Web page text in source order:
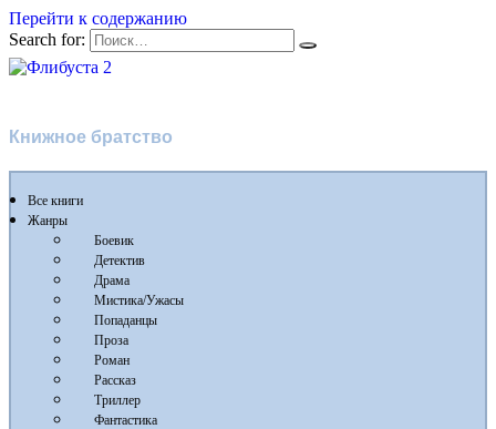
Перейти к содержанию
Search for:
Книжное братство
Все книги
Жанры
Боевик
Детектив
Драма
Мистика/Ужасы
Попаданцы
Проза
Роман
Рассказ
Триллер
Фантастика